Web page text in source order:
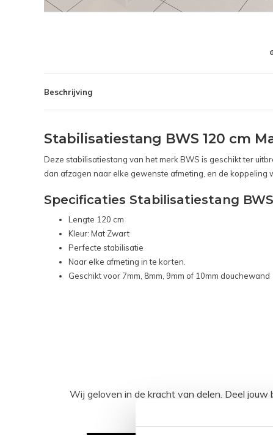
Beschrijving
Stabilisatiestang BWS 120 cm
Deze stabilisatiestang van het merk BWS is geschikt ter
dan afzagen naar elke gewenste afmeting, en de koppeling
Specificaties Stabilisatiestang
Lengte 120 cm
Kleur: Mat Zwart
Perfecte stabilisatie
Naar elke afmeting in te korten.
Geschikt voor 7mm, 8mm, 9mm of 10mm douchewand
Wij geloven in de kracht van delen. Deel